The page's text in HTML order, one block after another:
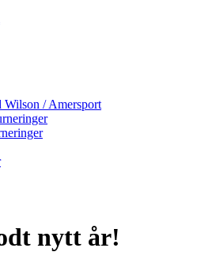
Wilson / Amersport
nytt år!